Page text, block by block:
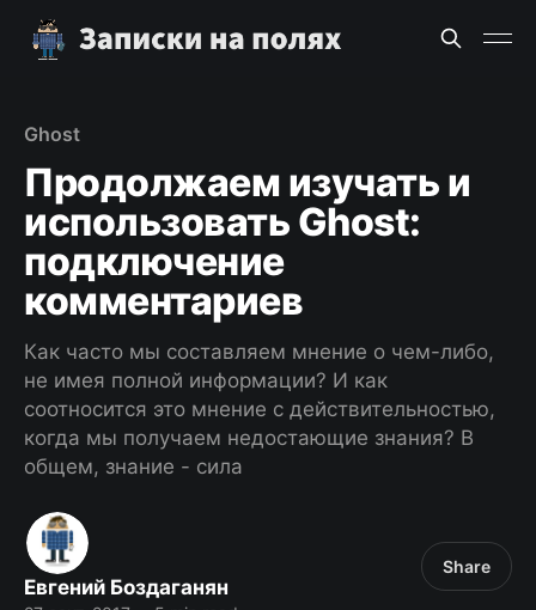
Ghost
Продолжаем изучать и
использовать Ghost:
подключение
комментариев
Как часто мы составляем мнение о чем-либо,
не имея полной информации? И как
соотносится это мнение с действительностью,
когда мы получаем недостающие знания? В
общем, знание - сила
Евгений Боздаганян
Share